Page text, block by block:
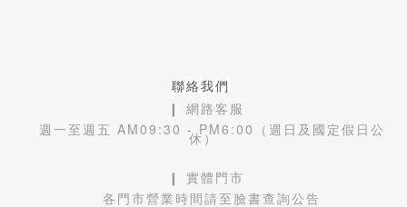
聯絡我們
❙ 網路客服
週一至週五 AM09:30 - PM6:00（週日及國定假日公
休）
❙ 實體門市
各門市營業時間請至臉書查詢公告